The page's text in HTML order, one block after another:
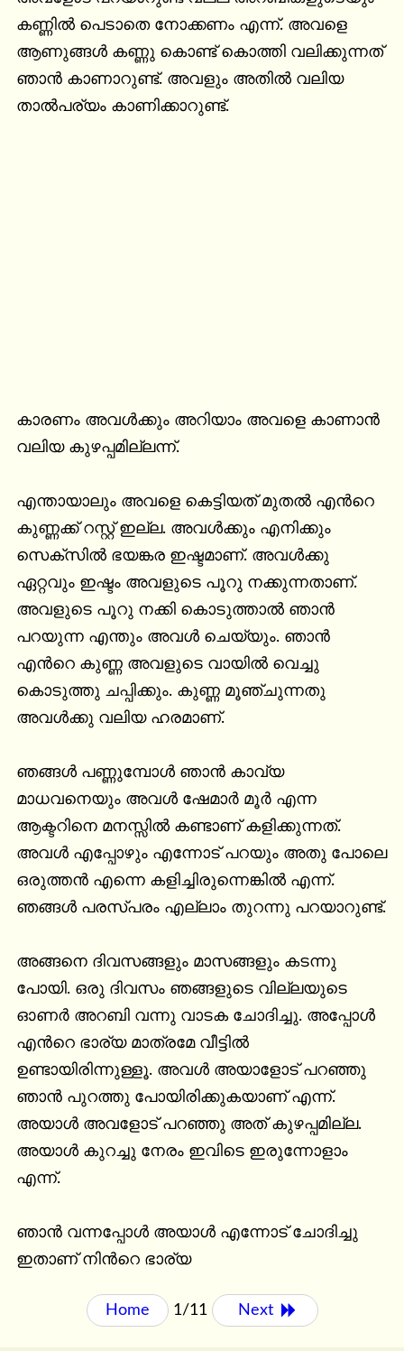
കണ്ണിൽ പെടാതെ നോക്കണം എന്ന്. അവളെ
ആണുങ്ങൾ കണ്ണു കൊണ്ട് കൊത്തി വലിക്കുന്നത്
ഞാൻ കാണാറുണ്ട്. അവളും അതിൽ വലിയ
താൽപര്യം കാണിക്കാറുണ്ട്.
കാരണം അവൾക്കും അറിയാം അവളെ കാണാൻ
വലിയ കുഴപ്പമില്ലന്ന്.
എന്തായാലും അവളെ കെട്ടിയത് മുതൽ എൻറെ
കുണ്ണക്ക് റസ്റ്റ് ഇല്ല. അവൾക്കും എനിക്കും
സെക്സിൽ ഭയങ്കര ഇഷ്ടമാണ്. അവൾക്കു
ഏറ്റവും ഇഷ്ടം അവളുടെ പൂറു നക്കുന്നതാണ്.
അവളുടെ പൂറു നക്കി കൊടുത്താൽ ഞാൻ
പറയുന്ന എന്തും അവൾ ചെയ്യും. ഞാൻ
എൻറെ കുണ്ണ അവളുടെ വായിൽ വെച്ചു
കൊടുത്തു ചപ്പിക്കും. കുണ്ണ മൂഞ്ചുന്നതു
അവൾക്കു വലിയ ഹരമാണ്.
ഞങ്ങൾ പണ്ണുമ്പോൾ ഞാൻ കാവ്യ
മാധവനെയും അവൾ ഷേമാർ മൂർ എന്ന
ആക്ടറിനെ മനസ്സിൽ കണ്ടാണ് കളിക്കുന്നത്.
അവൾ എപ്പോഴും എന്നോട് പറയും അതു പോലെ
ഒരുത്തൻ എന്നെ കളിച്ചിരുന്നെങ്കിൽ എന്ന്.
ഞങ്ങൾ പരസ്പരം എല്ലാം തുറന്നു പറയാറുണ്ട്.
അങ്ങനെ ദിവസങ്ങളും മാസങ്ങളും കടന്നു
പോയി. ഒരു ദിവസം ഞങ്ങളുടെ വില്ലയുടെ
ഓണർ അറബി വന്നു വാടക ചോദിച്ചു. അപ്പോൾ
എൻറെ ഭാര്യ മാത്രമേ വീട്ടിൽ
ഉണ്ടായിരിന്നുള്ളൂ. അവൾ അയാളോട് പറഞ്ഞു
ഞാൻ പുറത്തു പോയിരിക്കുകയാണ് എന്ന്.
അയാൾ അവളോട് പറഞ്ഞു അത് കുഴപ്പമില്ല.
അയാൾ കുറച്ചു നേരം ഇവിടെ ഇരുന്നോളാം
എന്ന്.
ഞാൻ വന്നപ്പോൾ അയാൾ എന്നോട് ചോദിച്ചു
ഇതാണ് നിൻറെ ഭാര്യ
Home 1/11 Next